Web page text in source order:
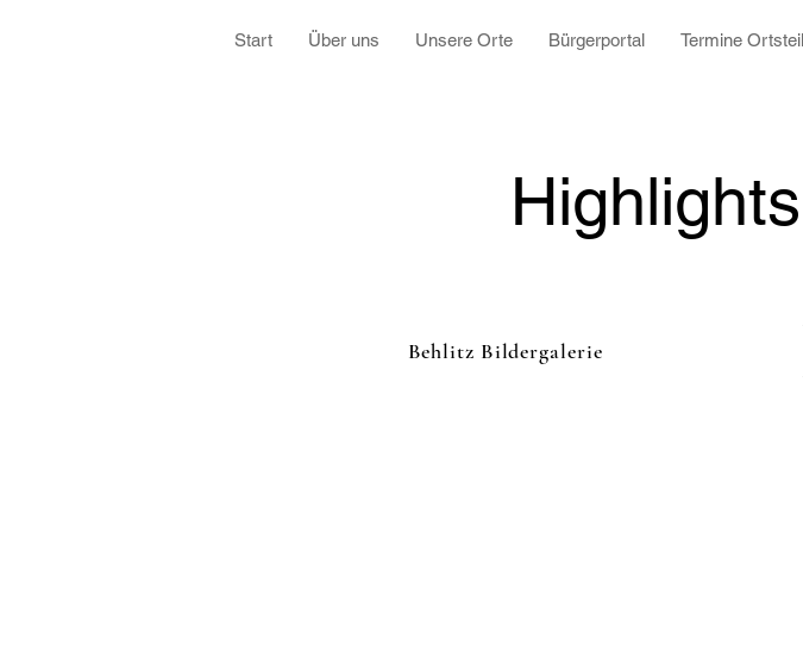
Start Über uns Unsere Orte Bürgerportal Termine
Behlitz Bildergalerie